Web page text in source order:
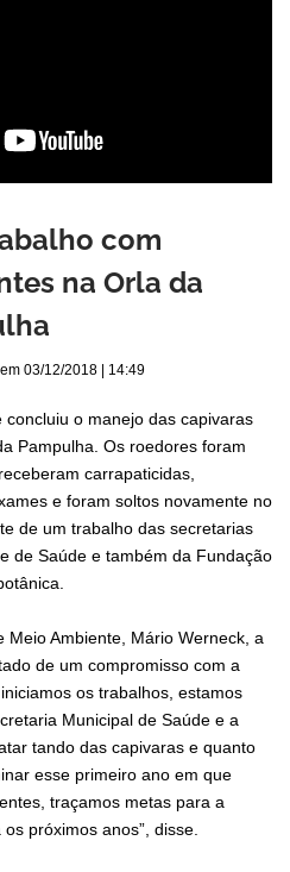
com
na Orla da
03/12/2018 | 14:49
o manejo das capivaras
Pampulha. Os roedores foram
carrapaticidas,
e foram soltos novamente no
de um trabalho das secretarias
de Saúde e também da Fundação
Meio Ambiente, Mário Werneck, a
de um compromisso com a
os trabalhos, estamos
Municipal de Saúde e a
tando das capivaras e quanto
esse primeiro ano em que
traçamos metas para a
próximos anos”, disse.